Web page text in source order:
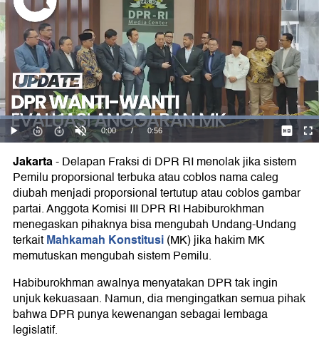
Putuskan
Pemilu
Coblos
Partai!
Jakarta-Delapan Fraksi di DPR RI menolak jika sistem
Pemilu proporsional terbuka atau coblos nama caleg
diubah menjadi proporsional tertutup atau coblos gambar
partai. Anggota Komisi III DPR RI Habiburokhman
menegaskan pihaknya bisa mengubah Undang-Undang
terkaitMahkamah Konstitusi(MK) jika hakim MK
memutuskan mengubah sistem Pemilu.
Habiburokhman awalnya menyatakan DPR tak ingin
unjuk kekuasaan. Namun, dia mengingatkan semua pihak
bahwa DPR punya kewenangan sebagai lembaga
legislatif.